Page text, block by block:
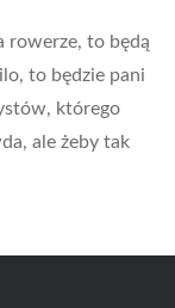
rowerze, to będą
to będzie pani
którego
ale żeby tak